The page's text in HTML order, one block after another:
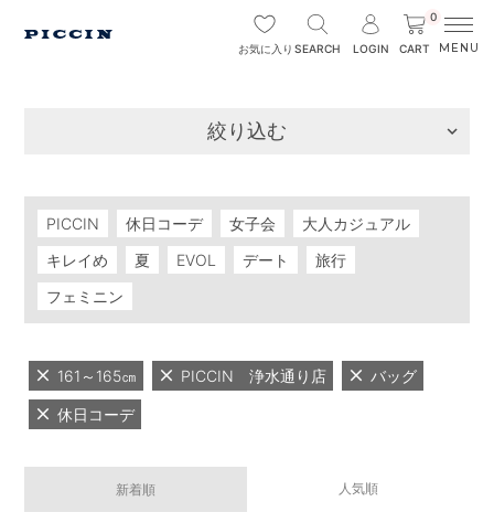
お気に入り SEARCH LOGIN
0
CART
絞り込む
PICCIN 休日コーデ 女子会
大人カジュアル
キレイめ
夏 EVOL デート
旅行
フェミニン
161～165㎝ PICCIN 浄水通り店 バッグ
休日コーデ
新着順 人気順